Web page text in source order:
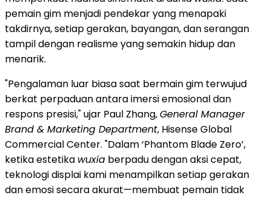
pemain gim menjadi pendekar yang menapaki
takdirnya, setiap gerakan, bayangan, dan serangan
tampil dengan realisme yang semakin hidup dan
menarik.
"Pengalaman luar biasa saat bermain gim terwujud
berkat perpaduan antara imersi emosional dan
respons presisi," ujar Paul Zhang,General Manager
Brand & Marketing Department, Hisense Global
Commercial Center. "Dalam ‘Phantom Blade Zero’,
ketika estetika wuxia berpadu dengan aksi cepat,
teknologi displai kami menampilkan setiap gerakan
dan emosi secara akurat—membuat pemain tidak